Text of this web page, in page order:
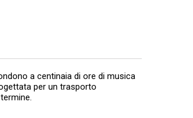
a centinaia di ore di musica
per un trasporto